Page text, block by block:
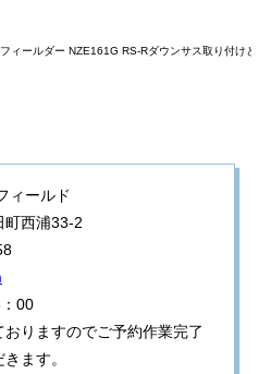
ィールダー NZE161G RS-Rダウンサス取り付けと
ィールド
西浦33-2
00
りますのでご予約作業完了
ます。